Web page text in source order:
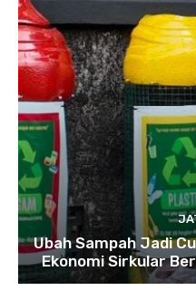
Ubah Sampah Jadi
Ekonomi Sirkular